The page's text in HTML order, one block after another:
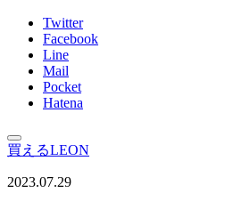
Twitter
Facebook
Line
Mail
Pocket
Hatena
買えるLEON
2023.07.29